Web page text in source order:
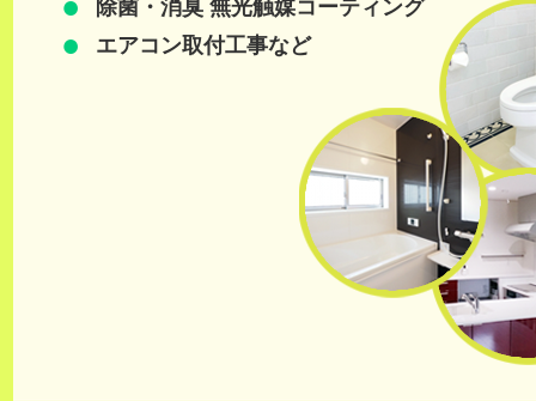
エアコン取付工事など